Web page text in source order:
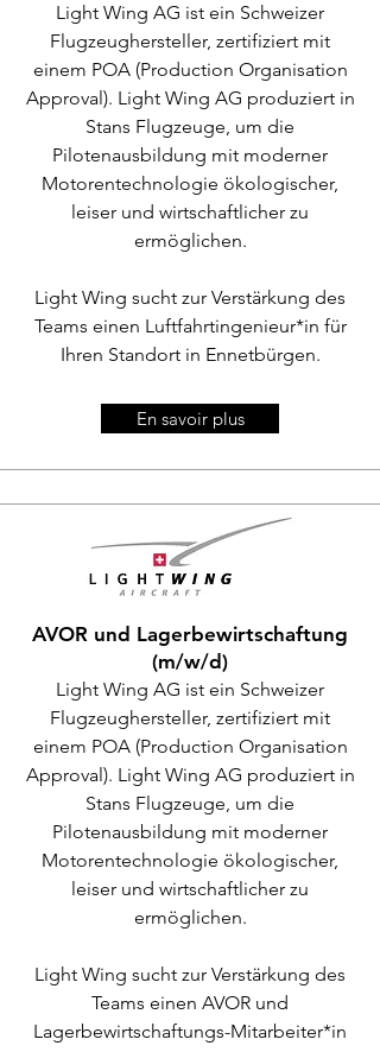
Light Wing AG ist ein Schweizer
Flugzeughersteller, zertifiziert mit
einem POA (Production Organisation
Approval). Light Wing AG produziert in
Stans Flugzeuge, um die
Pilotenausbildung mit moderner
Motorentechnologie ökologischer,
leiser und wirtschaftlicher zu
ermöglichen.
Light Wing sucht zur Verstärkung des
Teams einen Luftfahrtingenieur*in für
Ihren Standort in Ennetbürgen.
En savoir plus
AVOR und Lagerbewirtschaftung
(m/w/d)
Light Wing AG ist ein Schweizer
Flugzeughersteller, zertifiziert mit
einem POA (Production Organisation
Approval). Light Wing AG produziert in
Stans Flugzeuge, um die
Pilotenausbildung mit moderner
Motorentechnologie ökologischer,
leiser und wirtschaftlicher zu
ermöglichen.
Light Wing sucht zur Verstärkung des
Teams einen AVOR und
Lagerbewirtschaftungs-Mitarbeiter*in